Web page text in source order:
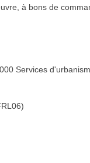
à bons de
Services
)